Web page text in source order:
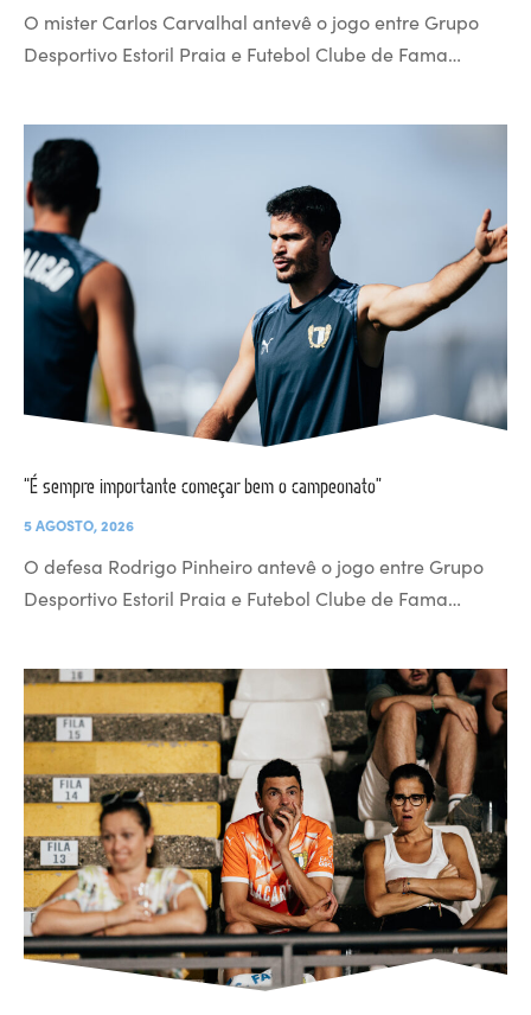
O mister Carlos Carvalhal antevê o jogo entre Grupo
Desportivo Estoril Praia e Futebol Clube de Fama…
“É sempre importante começar bem o campeonato”
5 AGOSTO, 2026
O defesa Rodrigo Pinheiro antevê o jogo entre Grupo
Desportivo Estoril Praia e Futebol Clube de Fama…